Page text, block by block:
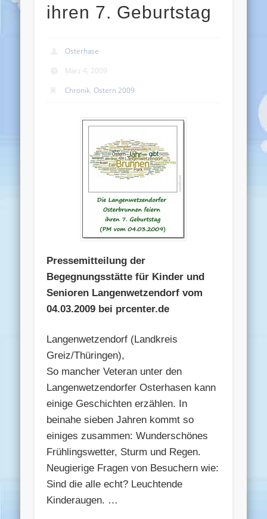
ihren 7. Geburtstag
Osterhase
März 4, 2009
Chronik,Ostern 2009
Pressemitteilung der
Begegnungsstätte für Kinder und
Senioren Langenwetzendorf vom
04.03.2009 bei prcenter.de
Langenwetzendorf (Landkreis
Greiz/Thüringen),
So mancher Veteran unter den
Langenwetzendorfer Osterhasen kann
einige Geschichten erzählen. In
beinahe sieben Jahren kommt so
einiges zusammen: Wunderschönes
Frühlingswetter, Sturm und Regen.
Neugierige Fragen von Besuchern wie:
Sind die alle echt? Leuchtende
Kinderaugen. …